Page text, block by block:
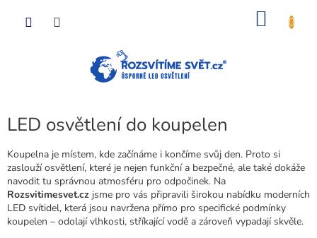
LED osvětlení do koupelen
Koupelna je místem, kde začínáme i končíme svůj den. Proto si
zaslouží osvětlení, které je nejen funkční a bezpečné, ale také dokáže
navodit tu správnou atmosféru pro odpočinek. Na
Rozsvitimesvet.cz jsme pro vás připravili širokou nabídku moderních
LED svítidel, která jsou navržena přímo pro specifické podmínky
koupelen – odolají vlhkosti, stříkající vodě a zároveň vypadají skvěle.